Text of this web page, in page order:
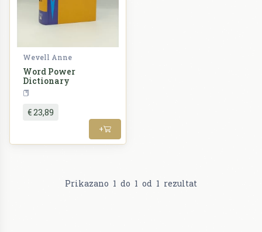
Wevell Anne
Word Power
Dictionary
€ 23,89
+
Prikazano 1 do 1 od 1 rezultat